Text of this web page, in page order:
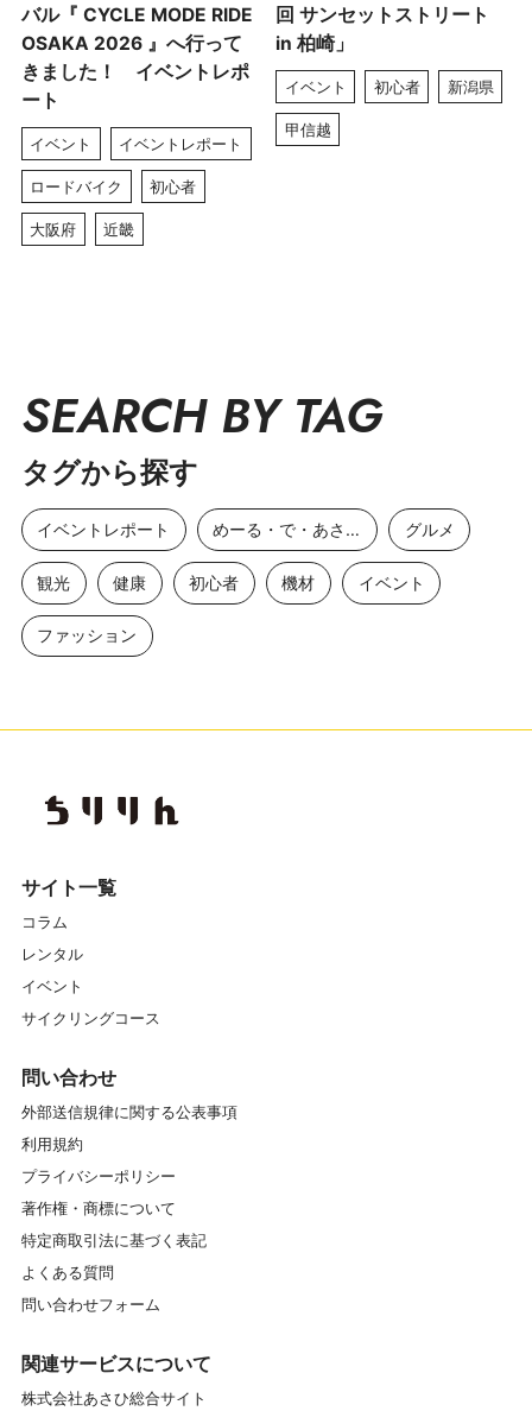
バル『 CYCLE MODE RIDE
OSAKA 2026 』へ行って
きました！ イベントレポ
ート
イベント イベントレポート
ロードバイク 初心者
大阪府 近畿
回 サンセットストリート
in 柏崎」
イベント 初心者 新潟県
甲信越
SEARCH BY TAG
タグから探す
イベントレポート めーる・で・あさひ グルメ
観光 健康 初心者 機材 イベント
ファッション
サイト一覧
コラム
レンタル
イベント
サイクリングコース
問い合わせ
外部送信規律に関する公表事項
利用規約
プライバシーポリシー
著作権・商標について
特定商取引法に基づく表記
よくある質問
問い合わせフォーム
関連サービスについて
株式会社あさひ総合サイト